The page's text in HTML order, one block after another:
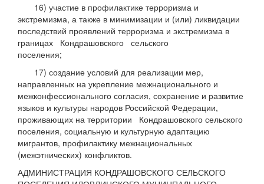
16) участие в профилактике терроризма и
экстремизма, а также в минимизации и (или) ликвидации
последствий проявлений терроризма и экстремизма в
границах Кондрашовского сельского
поселения;
17) создание условий для реализации мер,
направленных на укрепление межнационального и
межконфессионального согласия, сохранение и развитие
языков и культуры народов Российской Федерации,
проживающих на территории Кондрашовского сельского
поселения, социальную и культурную адаптацию
мигрантов, профилактику межнациональных
(межэтнических) конфликтов.
АДМИНИСТРАЦИЯ КОНДРАШОВСКОГО СЕЛЬСКОГО